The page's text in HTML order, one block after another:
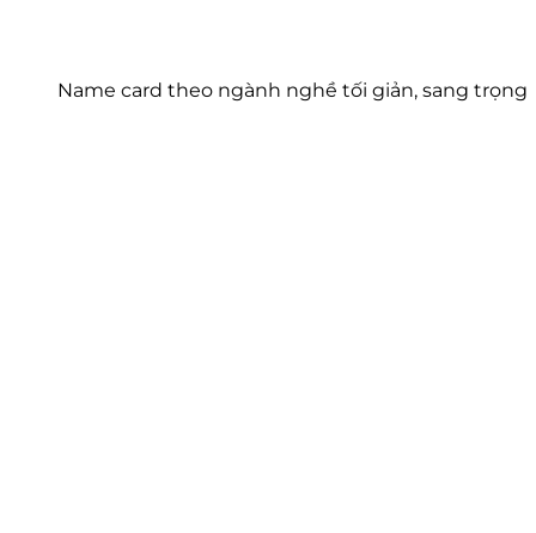
Name card theo ngành nghề tối giản, sang trọng